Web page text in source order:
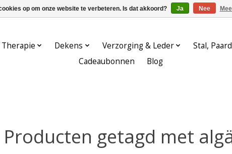
Dekens Verzorging & Leder Stal,
Cadeaubonnen
Blog
Producten getagd met
op om onze website te verbeteren. Is dat akkoord? Ja Nee